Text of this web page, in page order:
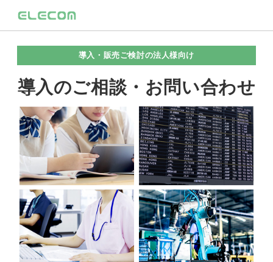
導入・販売ご検討の法人様向け
導入のご相談・お問い合わせ